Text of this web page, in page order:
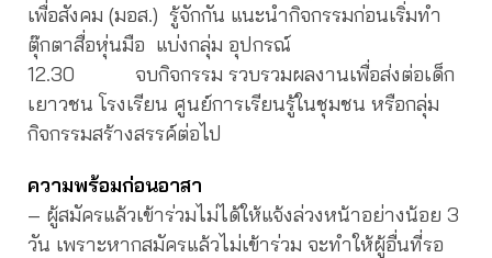
เพื่อสังคม (มอส.) รู้จักกัน แนะนำกิจกรรมก่อนเริ่มทำ
ตุ๊กตาสื่อหุ่นมือ แบ่งกลุ่ม อุปกรณ์
12.30 จบกิจกรรม รวบรวมผลงานเพื่อส่งต่อเด็ก
เยาวชน โรงเรียน ศูนย์การเรียนรู้ในชุมชน หรือกลุ่ม
กิจกรรมสร้างสรรค์ต่อไป
ความพร้อมก่อนอาสา
– ผู้สมัครแล้วเข้าร่วมไม่ได้ให้แจ้งล่วงหน้าอย่างน้อย 3
วัน เพราะหากสมัครแล้วไม่เข้าร่วม จะทำให้ผู้อื่นที่รอ